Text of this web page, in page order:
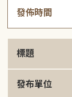
發佈時間
標題
發布單位